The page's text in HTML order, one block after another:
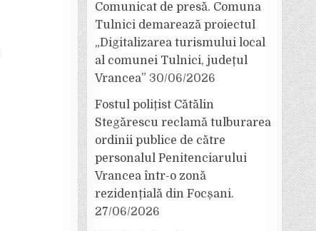
Comunicat de presă. Comuna
Tulnici demarează proiectul
„Digitalizarea turismului local
al comunei Tulnici, județul
Vrancea” 30/06/2026
Fostul polițist Cătălin
Stegărescu reclamă tulburarea
ordinii publice de către
personalul Penitenciarului
Vrancea într-o zonă
rezidențială din Focșani.
27/06/2026